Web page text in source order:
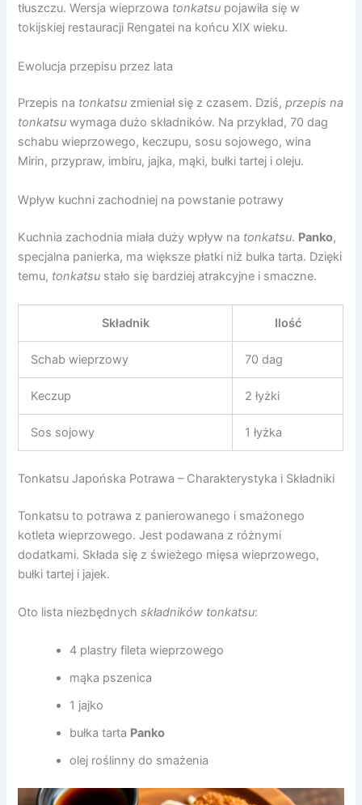
tłuszczu. Wersja wieprzowa tonkatsu pojawiła się w
tokijskiej restauracji Rengatei na końcu XIX wieku.
Ewolucja przepisu przez lata
Przepis na tonkatsu zmieniał się z czasem. Dziś,przepis na
tonkatsu wymaga dużo składników. Na przykład, 70 dag
schabu wieprzowego, keczupu, sosu sojowego, wina
Mirin, przypraw, imbiru, jajka, mąki, bułki tartej i oleju.
Wpływ kuchni zachodniej na powstanie potrawy
Kuchnia zachodnia miała duży wpływ na tonkatsu. Panko,
specjalna panierka, ma większe płatki niż bułka tarta. Dzięki
temu, tonkatsu stało się bardziej atrakcyjne i smaczne.
Składnik Ilość
Schab wieprzowy 70 dag
Keczup 2 łyżki
Sos sojowy 1 łyżka
Tonkatsu Japońska Potrawa – Charakterystyka i Składniki
Tonkatsu to potrawa z panierowanego i smażonego
kotleta wieprzowego. Jest podawana z różnymi
dodatkami. Składa się z świeżego mięsa wieprzowego,
bułki tartej i jajek.
Oto lista niezbędnychskładników tonkatsu:
4 plastry fileta wieprzowego
mąka pszenica
1 jajko
bułka tarta Panko
olej roślinny do smażenia